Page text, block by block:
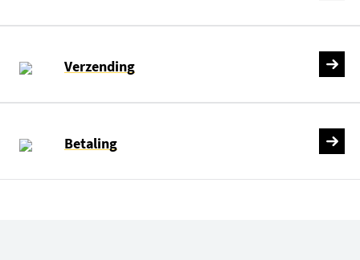
Verzending
Betaling